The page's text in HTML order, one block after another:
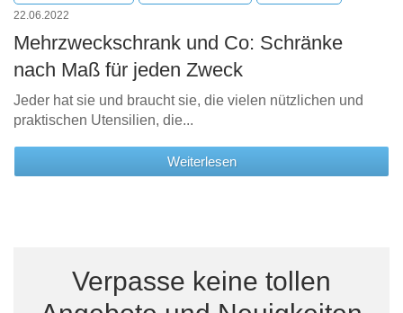
22.06.2022
Mehrzweckschrank und Co: Schränke
nach Maß für jeden Zweck
Jeder hat sie und braucht sie, die vielen nützlichen und
praktischen Utensilien, die...
Weiterlesen
Verpasse keine tollen